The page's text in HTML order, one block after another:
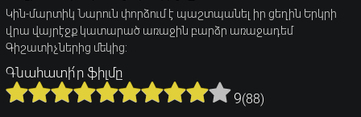
Կին-մարտիկ Նարուն փորձում է պաշտպանել իր ցեղին Երկրի
վրա վայրէջք կատարած առաջին բարձր առաջադեմ
Գիշատիչներից մեկից:
Գնահատի՛ր ֆիլմը
9(88)